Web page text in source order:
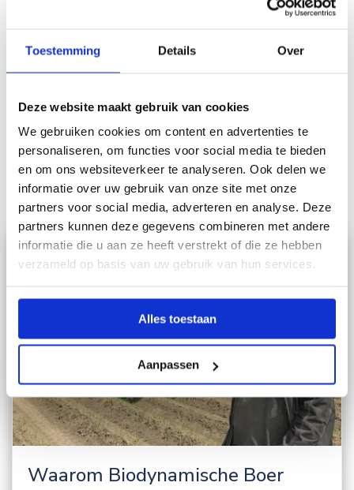
Toestemming Details Over
Deze website maakt gebruik van cookies
We gebruiken cookies om content en advertenties te
personaliseren, om functies voor social media te bieden
en om ons websiteverkeer te analyseren. Ook delen we
informatie over uw gebruik van onze site met onze
partners voor social media, adverteren en analyse. Deze
partners kunnen deze gegevens combineren met andere
informatie die u aan ze heeft verstrekt of die ze hebben
verzameld op basis van uw gebruik van hun services.
Alles toestaan
Aanpassen
Blogs
Bekijk hier onze laatste artikelen over onze innovatie in de
landbouw.
Waarom Biodynamische Boer